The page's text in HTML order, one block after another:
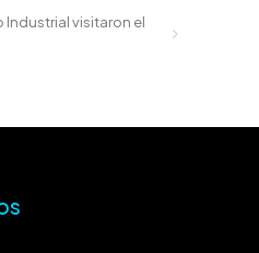
Industrial visitaron el